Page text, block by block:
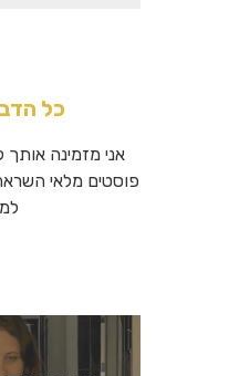
כל
אני מזמינה אותך
פוסטים מלאי